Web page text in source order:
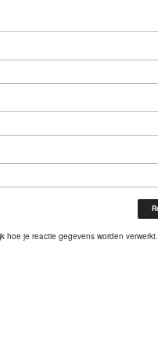
hoe je reactie gegevens worden verwerkt.